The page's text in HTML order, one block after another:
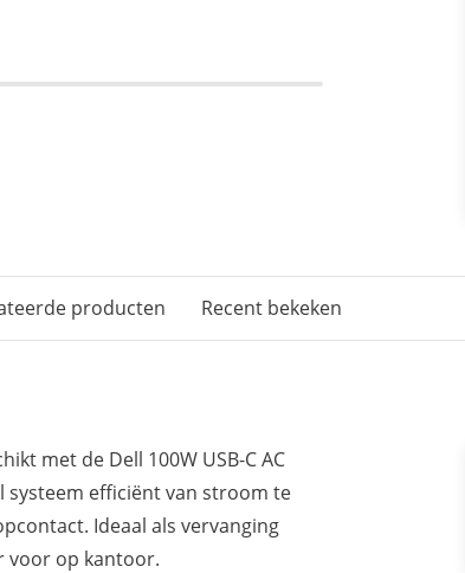
producten Recent bekeken
met de Dell 100W USB-C AC
systeem efficiënt van stroom te
Ideaal als vervanging
voor op kantoor.